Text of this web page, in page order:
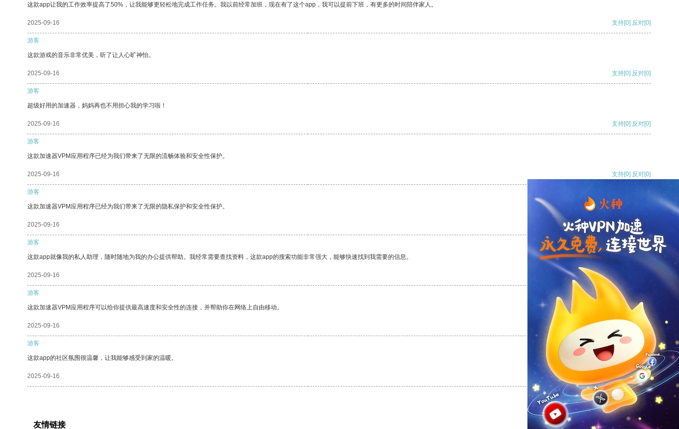
这款app让我的工作效率提高了50%，让我能够更轻松地完成工作任务。我以前经常加班，现在有了这个app，我可以提前下班，有更多的时间陪伴家人。
2025-09-16 支持[0] 反对[0]
游客
这款游戏的音乐非常优美，听了让人心旷神怡。
2025-09-16 支持[0] 反对[0]
游客
超级好用的加速器，妈妈再也不用担心我的学习啦！
2025-09-16 支持[0] 反对[0]
游客
这款加速器VPM应用程序已经为我们带来了无限的流畅体验和安全性保护。
2025-09-16 支持[0] 反对[0]
游客
这款加速器VPM应用程序已经为我们带来了无限的隐私保护和安全性保护。
2025-09-16 支持[0] 反对
游客
这款app就像我的私人助理，随时随地为我的办公提供帮助。我经常需要查找资料，这款app的搜索功能非常强大，能够快速找到我需要的信息。
2025-09-16 支持
游客
这款加速器VPM应用程序可以给你提供最高速度和安全性的连接，并帮助你在网络上自由移动。
2025-09-16 反对 [0]
游客
这款app的社区氛围很温馨，让我能够感受到家的温暖。
2025-09-16 支持[0] 反对[0]
友情链接